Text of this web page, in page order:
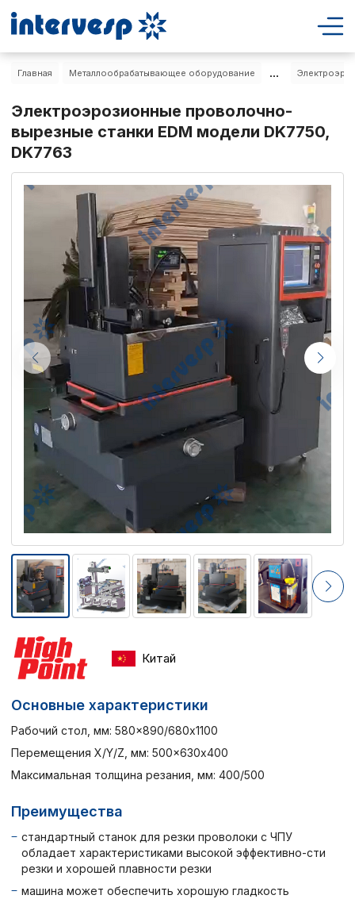
Главная Металлообрабатывающее оборудование ...
Электроэрозионные проволочно-
вырезные станки EDM модели DK7750,
DK7763
Китай
Основные характеристики
Рабочий стол, мм: 580×890/680х1100
Перемещения X/Y/Z, мм: 500×630х400
Максимальная толщина резания, мм: 400/500
Преимущества
стандартный станок для резки проволоки с ЧПУ
обладает характеристиками высокой эффективно-сти
резки и хорошей плавности резки
машина может обеспечить хорошую гладкость